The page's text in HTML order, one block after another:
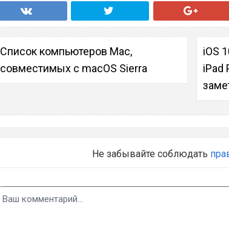
Список компьютеров Mac,
совместимых с macOS Sierra
iOS
iPad
Не забывайте соблюдать